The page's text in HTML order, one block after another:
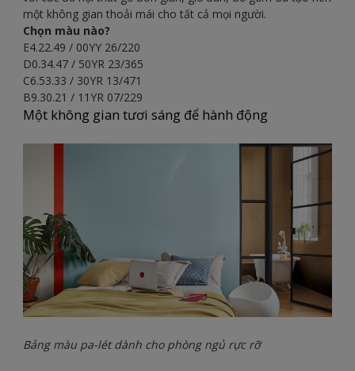
một không gian thoải mái cho tất cả mọi người.
Chọn màu nào?
E4.22.49 / 00YY 26/220
D0.34.47 / 50YR 23/365
C6.53.33 / 30YR 13/471
B9.30.21 / 11YR 07/229
Một không gian tươi sáng để hành động
Bảng màu pa-lét dành cho phòng ngủ rực rỡ